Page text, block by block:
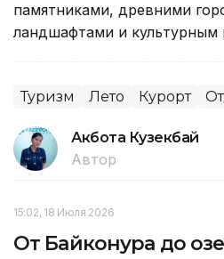
памятниками, древними
ландшафтами и культурным
Туризм Лето Курорт
Акбота Кузекбай
Автор
15:02, 18 Июля 2026
От Байконура до